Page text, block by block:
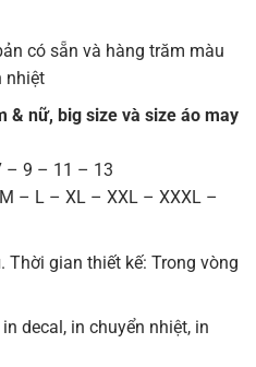
có sẵn và hàng trăm màu
nhiệt
& nữ, big size và size áo may
– 9 – 11 – 13
– L – XL – XXL – XXXL –
. Thời gian thiết kế: Trong vòng
decal, in chuyển nhiệt, in